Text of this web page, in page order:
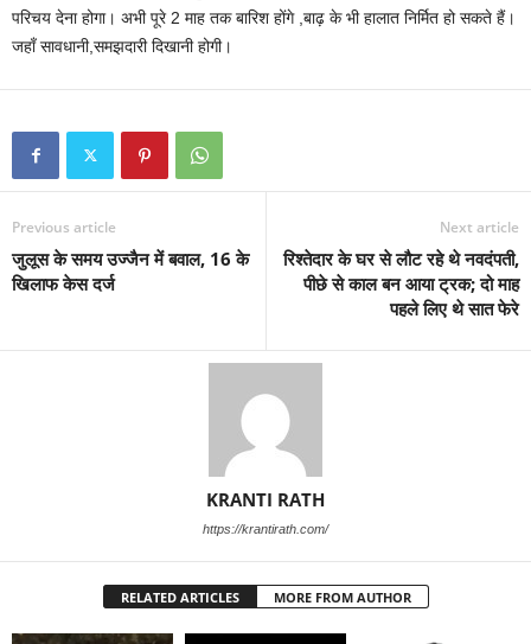
परिचय देना होगा। अभी पूरे 2 माह तक बारिश होंगे ,बाढ़ के भी हालात निर्मित हो सकते हैं।
जहाँ सावधानी,समझदारी दिखानी होगी।
Previous article
जुलूस के समय उज्जैन में बवाल, 16 के
खिलाफ केस दर्ज
Next article
रिश्तेदार के घर से लौट रहे थे नवदंपती,
पीछे से काल बन आया ट्रक; दो माह
पहले लिए थे सात फेरे
KRANTI RATH
https://krantirath.com/
RELATED ARTICLES MORE FROM AUTHOR